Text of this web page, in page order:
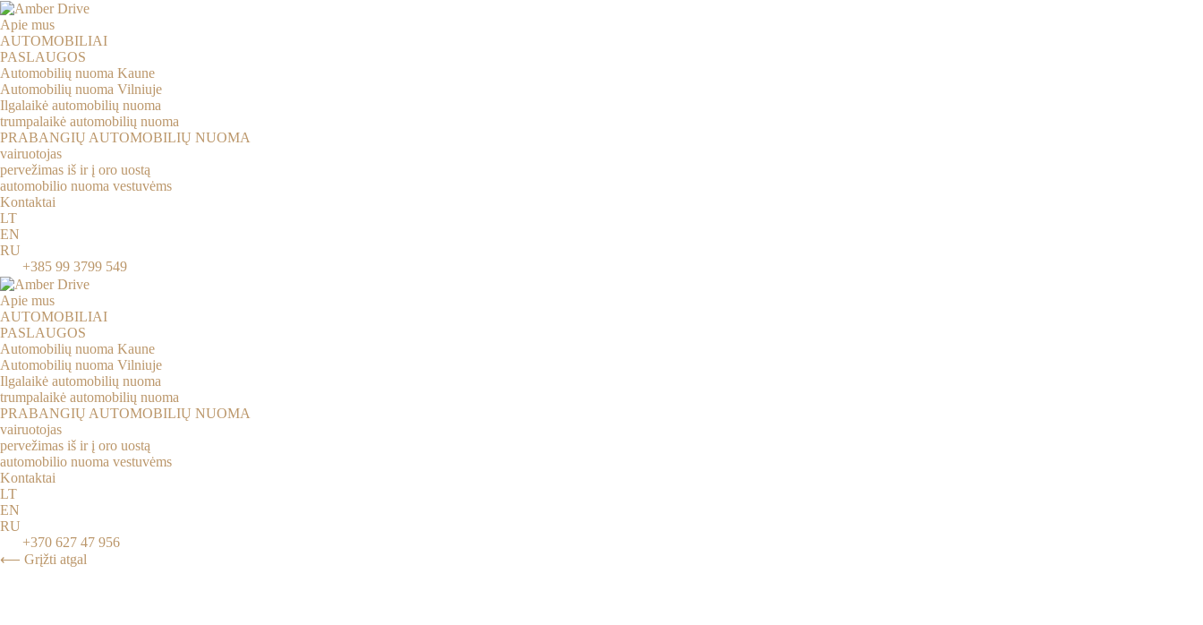
Pereiti
prie
turinio
Apie mus
AUTOMOBILIAI
PASLAUGOS
Automobilių nuoma Kaune
Automobilių nuoma Vilniuje
Ilgalaikė automobilių nuoma
trumpalaikė automobilių nuoma
PRABANGIŲ AUTOMOBILIŲ NUOMA
vairuotojas
pervežimas iš ir į oro uostą
automobilio nuoma vestuvėms
Kontaktai
LT
EN
RU
+385 99 3799 549
Apie mus
AUTOMOBILIAI
PASLAUGOS
Automobilių nuoma Kaune
Automobilių nuoma Vilniuje
Ilgalaikė automobilių nuoma
trumpalaikė automobilių nuoma
PRABANGIŲ AUTOMOBILIŲ NUOMA
vairuotojas
pervežimas iš ir į oro uostą
automobilio nuoma vestuvėms
Kontaktai
LT
EN
RU
+370 627 47 956
⟵ Grįžti atgal